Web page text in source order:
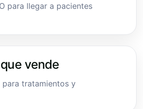
para llegar a pacientes
vende
para tratamientos y